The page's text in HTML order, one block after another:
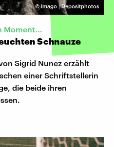
©Imago | Depositphotos
Moment...
Schnauze
Sigrid Nunez erzählt
einer Schriftstellerin
die beide ihren